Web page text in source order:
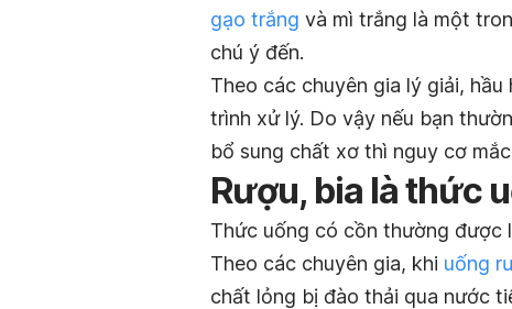
gạo trắng và mì trắng là một
chú ý đến.
Theo các chuyên gia lý giải,
trình xử lý. Do vậy nếu bạn
bổ sung chất xơ thì nguy cơ
Rượu, bia là thức
Thức uống có cồn thường được
Theo các chuyên gia, khi uống
chất lỏng bị đào thải qua nước